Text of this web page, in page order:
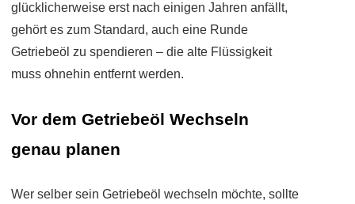
glücklicherweise erst nach einigen Jahren anfällt,
gehört es zum Standard, auch eine Runde
Getriebeöl zu spendieren – die alte Flüssigkeit
muss ohnehin entfernt werden.
Vor dem Getriebeöl Wechseln
genau planen
Wer selber sein Getriebeöl wechseln möchte, sollte